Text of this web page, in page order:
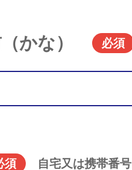
かな） 必須
須 自宅又は携帯番号